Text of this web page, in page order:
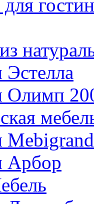
Эстелла
Олимп
Mebigrand
Арбор